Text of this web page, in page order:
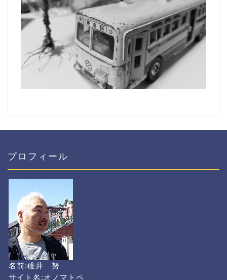
プロフィール
名前:碓井 努
サイト名:オノマトペ